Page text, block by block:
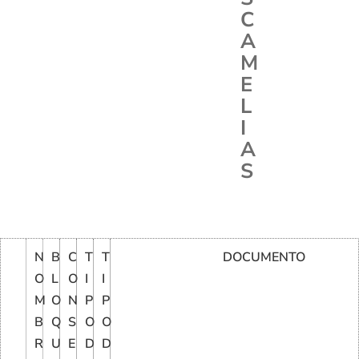
C
A
M
E
L
I
A
S
N
O
M
B
R
B
L
O
Q
U
C
O
N
S
E
T
I
P
O
D
T
I
P
O
D
DOCUMENTO